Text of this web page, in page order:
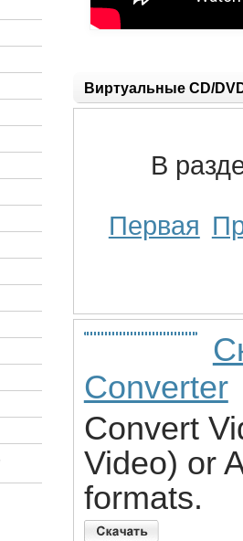
Виртуальные CD/
В
Первая
Converter
Convert
Video) or
formats.